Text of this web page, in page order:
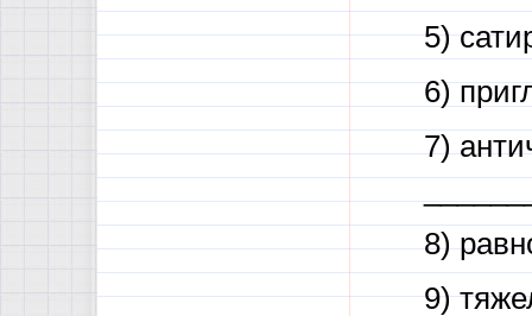
5)
6)
7)
8)
9)